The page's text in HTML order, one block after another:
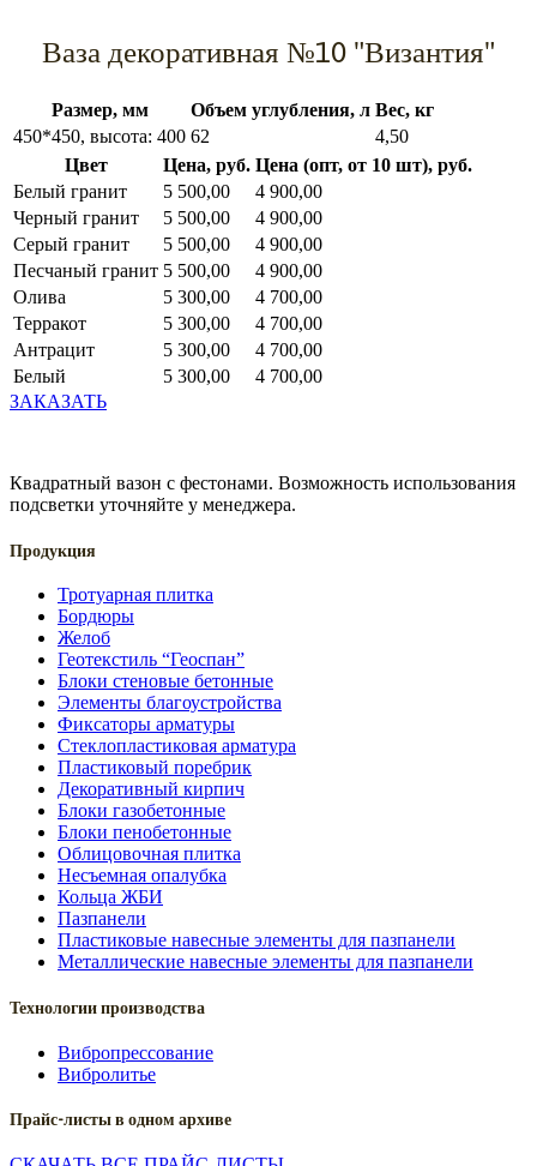
Ваза декоративная №10 "Византия"
Размер, мм Объем углубления, л Вес, кг
450*450, высота: 400 62
4,50
Цвет
Цена, руб. Цена (опт, от 10 шт), руб.
Белый гранит
5 500,00
4 900,00
Черный гранит
5 500,00
4 900,00
Серый гранит
5 500,00
4 900,00
Песчаный гранит 5 500,00
4 900,00
Олива
5 300,00
4 700,00
Терракот
5 300,00
4 700,00
Антрацит
5 300,00
4 700,00
Белый
5 300,00
4 700,00
ЗАКАЗАТЬ
Квадратный вазон с фестонами. Возможность использования
подсветки уточняйте у менеджера.
Продукция
Тротуарная плитка
Бордюры
Желоб
Геотекстиль “Геоспан”
Блоки стеновые бетонные
Элементы благоустройства
Фиксаторы арматуры
Стеклопластиковая арматура
Пластиковый поребрик
Декоративный кирпич
Блоки газобетонные
Блоки пенобетонные
Облицовочная плитка
Несъемная опалубка
Кольца ЖБИ
Пазпанели
Пластиковые навесные элементы для пазпанели
Металлические навесные элементы для пазпанели
Технологии производства
Вибропрессование
Вибролитье
Прайс-листы в одном архиве